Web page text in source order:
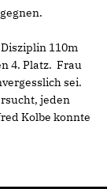
110m
4. Platz. Frau
sei.
jeden
Kolbe konnte